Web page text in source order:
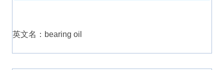
英文名：bearing oil